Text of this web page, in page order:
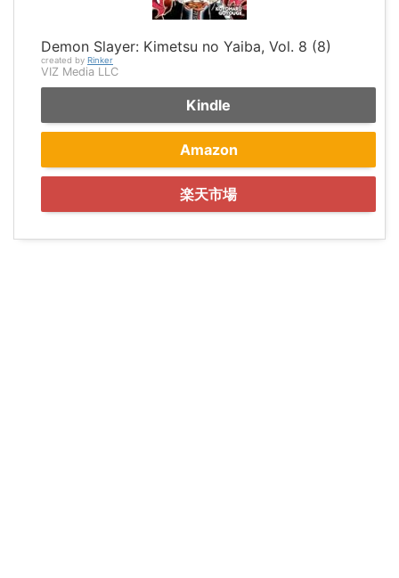
Demon Slayer: Kimetsu no Yaiba, Vol. 8 (8)
created by Rinker
VIZ Media LLC
Kindle
Amazon
楽天市場